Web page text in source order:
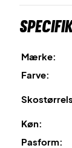
Mærke:
Farve:
Køn:
Pasform: